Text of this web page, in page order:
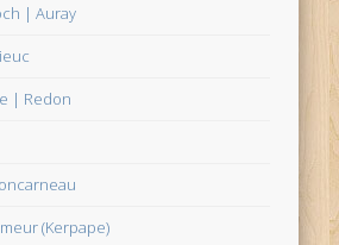
| Auray
| Redon
(Kerpape)